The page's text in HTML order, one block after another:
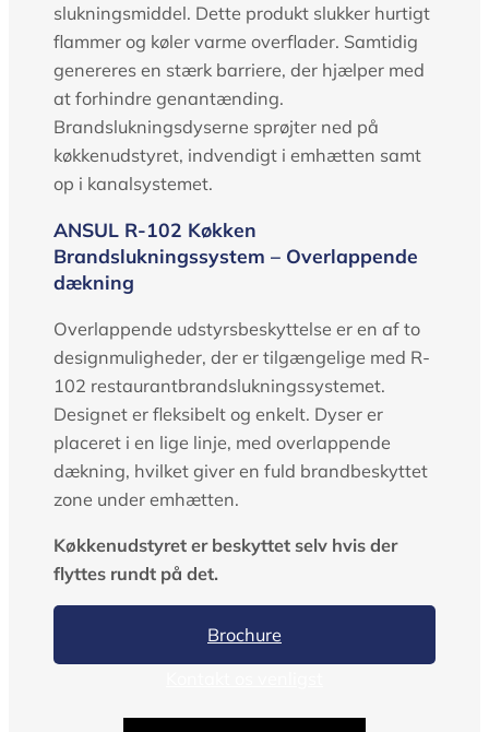
slukningsmiddel. Dette produkt slukker hurtigt
flammer og køler varme overflader. Samtidig
genereres en stærk barriere, der hjælper med
at forhindre genantænding.
Brandslukningsdyserne sprøjter ned på
køkkenudstyret, indvendigt i emhætten samt
op i kanalsystemet.
ANSUL R-102 Køkken
Brandslukningssystem – Overlappende
dækning
Overlappende udstyrsbeskyttelse er en af ​​to
designmuligheder, der er tilgængelige med R-
102 restaurantbrandslukningssystemet.
Designet er fleksibelt og enkelt. Dyser er
placeret i en lige linje, med overlappende
dækning, hvilket giver en fuld brandbeskyttet
zone under emhætten.
Køkkenudstyret er beskyttet selv hvis der
flyttes rundt på det.
Brochure